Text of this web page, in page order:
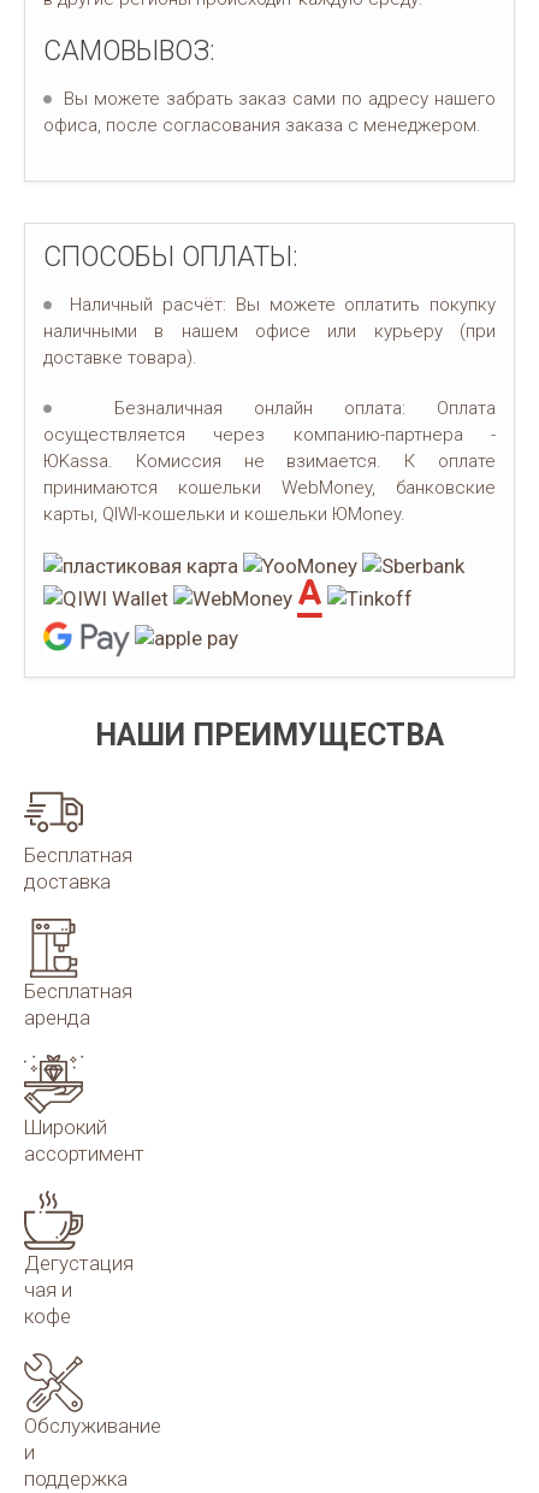
САМОВЫВОЗ:
Вы можете забрать заказ сами по адресу нашего
офиса, после согласования заказа с менеджером.
СПОСОБЫ ОПЛАТЫ:
Наличный расчёт: Вы можете оплатить покупку
наличными в нашем офисе или курьеру (при
доставке товара).
Безналичная онлайн оплата: Оплата
осуществляется через компанию-партнера -
ЮKassa. Комиссия не взимается. К оплате
принимаются кошельки WebMoney, банковские
карты, QIWI-кошельки и кошельки ЮMoney.
НАШИ ПРЕИМУЩЕСТВА
Бесплатная
доставка
Бесплатная
аренда
Широкий
ассортимент
Дегустация
чая и
кофе
Обслуживание
и
поддержка